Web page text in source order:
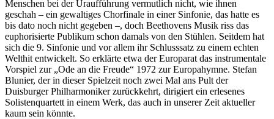
Menschen bei der Uraufführung vermutlich nicht, wie ihnen
geschah – ein gewaltiges Chorfinale in einer Sinfonie, das hatte es
bis dato noch nicht gegeben –, doch Beethovens Musik riss das
euphorisierte Publikum schon damals von den Stühlen. Seitdem hat
sich die 9. Sinfonie und vor allem ihr Schlusssatz zu einem echten
Welthit entwickelt. So erklärte etwa der Europarat das instrumentale
Vorspiel zur „Ode an die Freude“ 1972 zur Europahymne. Stefan
Blunier, der in dieser Spielzeit noch zwei Mal ans Pult der
Duisburger Philharmoniker zurückkehrt, dirigiert ein erlesenes
Solistenquartett in einem Werk, das auch in unserer Zeit aktueller
kaum sein könnte.